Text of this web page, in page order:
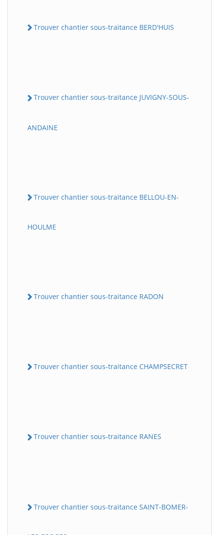
Trouver chantier sous-traitance BERD'HUIS
Trouver chantier sous-traitance JUVIGNY-SOUS-
ANDAINE
Trouver chantier sous-traitance BELLOU-EN-
HOULME
Trouver chantier sous-traitance RADON
Trouver chantier sous-traitance CHAMPSECRET
Trouver chantier sous-traitance RANES
Trouver chantier sous-traitance SAINT-BOMER-